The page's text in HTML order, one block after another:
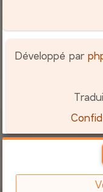
Développé par